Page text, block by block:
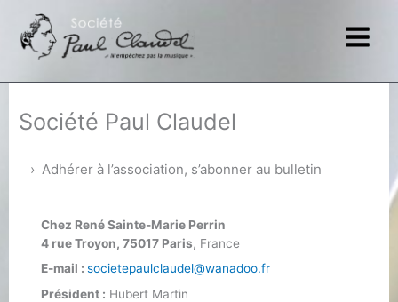
contenu
Société Paul Claudel
Adhérer à l’association, s’abonner au bulletin
Chez René Sainte-Marie Perrin
4 rue Troyon, 75017 Paris, France
E-mail : societepaulclaudel@wanadoo.fr
Président : Hubert Martin